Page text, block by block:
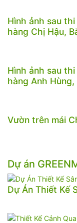
Hình ảnh sau
hàng Chị Hậu,
Hình ảnh sau
hàng Anh Hùng,
Vườn trên mái
Dự án
Dự Án Thiết Kế